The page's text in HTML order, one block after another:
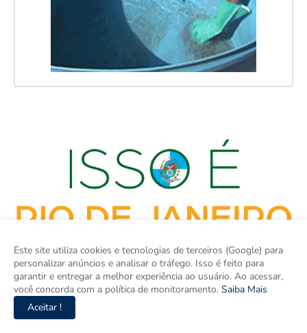
Este site utiliza cookies e tecnologias de terceiros (Google) para
personalizar anúncios e analisar o tráfego. Isso é feito para
garantir e entregar a melhor experiência ao usuário. Ao acessar,
você concorda com a política de monitoramento. Saiba Mais
Aceitar !